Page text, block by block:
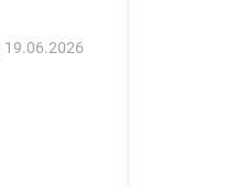
19.06.2026